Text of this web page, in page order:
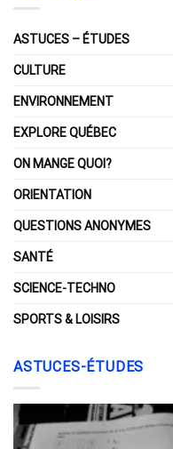
ASTUCES – ÉTUDES
CULTURE
ENVIRONNEMENT
EXPLORE QUÉBEC
ON MANGE QUOI?
ORIENTATION
QUESTIONS ANONYMES
SANTÉ
SCIENCE-TECHNO
SPORTS & LOISIRS
ASTUCES-ÉTUDES